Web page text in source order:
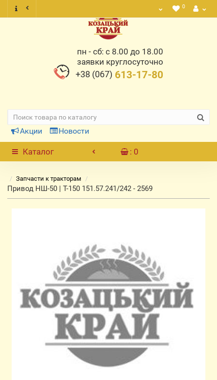
0
пн - сб: с 8.00 до 18.00
заявки круглосуточно
+38 (067) 613-17-80
Акции Новости
Каталог : 0
Запчасти к тракторам
Привод НШ-50 | Т-150 151.57.241/242 - 2569